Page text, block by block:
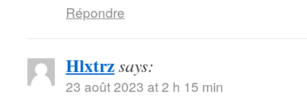
Répondre
Hlxtrzsays:
23 août 2023 at 2 h 15 min